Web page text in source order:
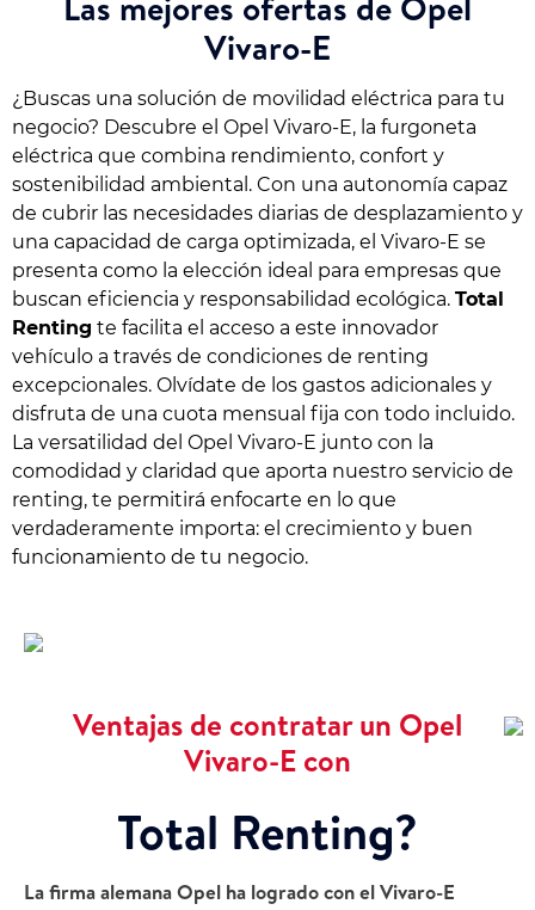
Vivaro-E
¿Buscas una solución de movilidad eléctrica para tu
negocio? Descubre el Opel Vivaro-E, la furgoneta
eléctrica que combina rendimiento, confort y
sostenibilidad ambiental. Con una autonomía capaz
de cubrir las necesidades diarias de desplazamiento y
una capacidad de carga optimizada, el Vivaro-E se
presenta como la elección ideal para empresas que
buscan eficiencia y responsabilidad ecológica. Total
Renting te facilita el acceso a este innovador
vehículo a través de condiciones de renting
excepcionales. Olvídate de los gastos adicionales y
disfruta de una cuota mensual fija con todo incluido.
La versatilidad del Opel Vivaro-E junto con la
comodidad y claridad que aporta nuestro servicio de
renting, te permitirá enfocarte en lo que
verdaderamente importa: el crecimiento y buen
funcionamiento de tu negocio.
Ventajas de contratar un Opel
Vivaro-E con
Total Renting?
La firma alemana Opel ha logrado con el Vivaro-E